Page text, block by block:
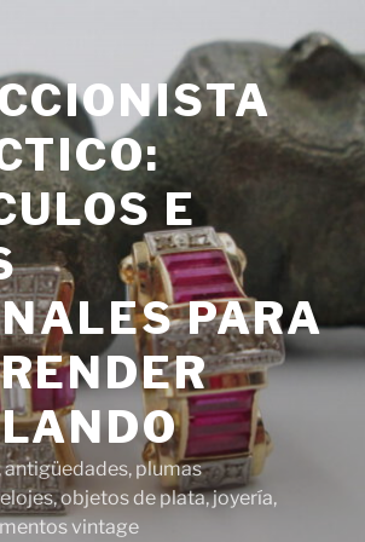
E
PARA
plumas
objetos de plata, joyería,
vintage